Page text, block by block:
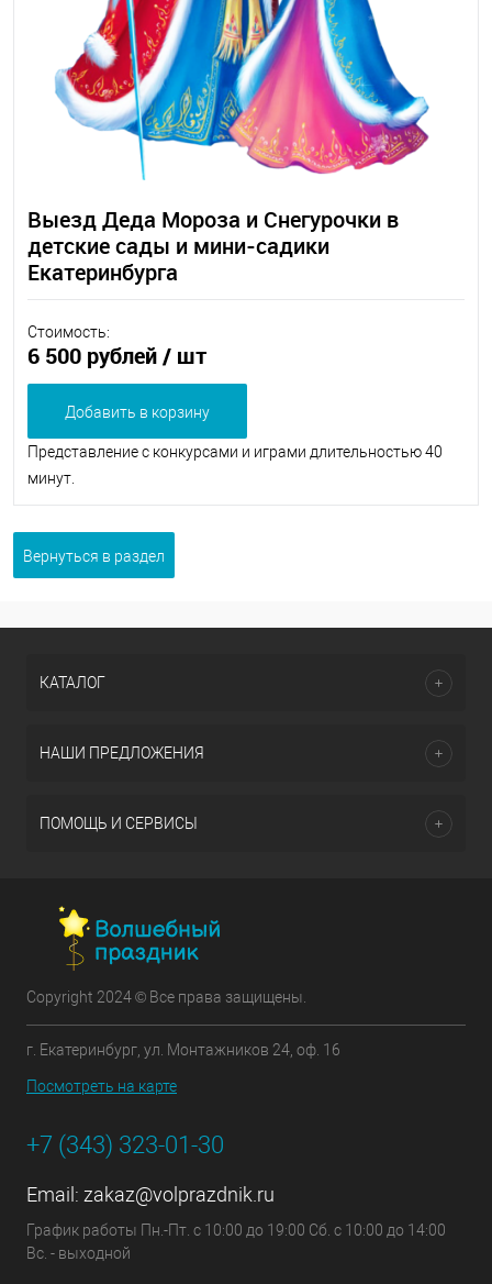
Выезд Деда Мороза и Снегурочки в
детские сады и мини-садики
Екатеринбурга
Стоимость:
6 500 рублей/ шт
Добавить в корзину
Представление с конкурсами и играми длительностью 40
минут.
Вернуться в раздел
КАТАЛОГ
НАШИ ПРЕДЛОЖЕНИЯ
ПОМОЩЬ И СЕРВИСЫ
Copyright 2024 © Все права защищены.
г. Екатеринбург, ул. Монтажников 24, оф. 16
Посмотреть на карте
+7 (343) 323-01-30
Email: zakaz@volprazdnik.ru
График работы Пн.-Пт. с 10:00 до 19:00 Сб. с 10:00 до 14:00
Вс. - выходной